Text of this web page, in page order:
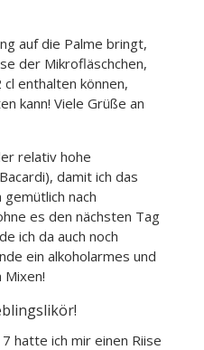
auf die Palme bringt,
der Mikrofläschchen,
enthalten können,
kann! Viele Grüße an
relativ hohe
damit ich das
nach
es den nächsten Tag
ich da auch noch
ein alkoholarmes und
hatte ich mir einen Riise